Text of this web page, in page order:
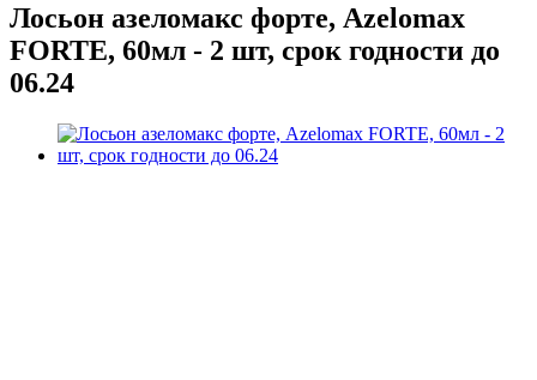
Лосьон азеломакс форте, Azelomax
FORTE, 60мл - 2 шт, срок годности до
06.24